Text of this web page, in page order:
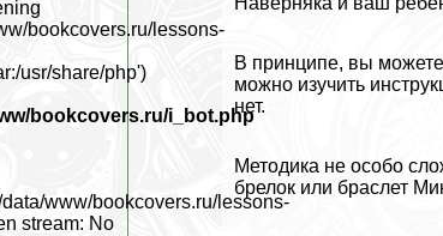
В принципе, вы
можно изучить
нет.
Методика не особо
брелок или браслет
bookcovers.ru/lessons-
usr/share/php')
bookcovers.ru/i_bot.php
www/bookcovers.ru/lessons-
stream: No